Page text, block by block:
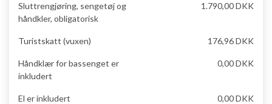
Sluttrengjøring, sengetøj og
håndkler, obligatorisk
1.790,00 DKK
Turistskatt (vuxen) 176,96 DKK
Håndklær for bassenget er
inkludert
0,00 DKK
El er inkludert 0,00 DKK